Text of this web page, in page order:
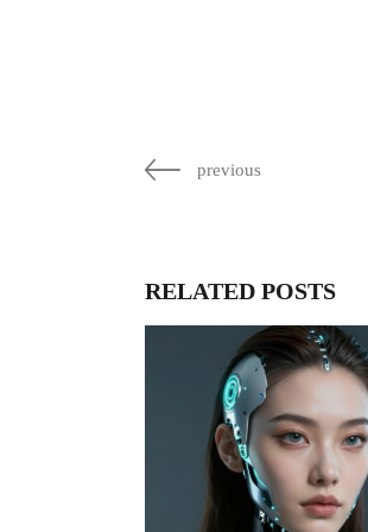
previous
RELATED POSTS